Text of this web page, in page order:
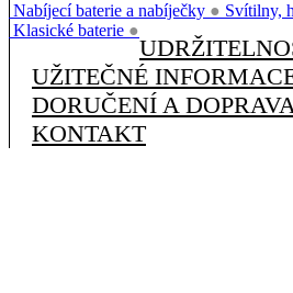
Nabíjecí baterie a nabíječky ● Svítilny,
Klasické baterie ●
UŽITEČNÉ
DORUČENÍ A
KONTAKT